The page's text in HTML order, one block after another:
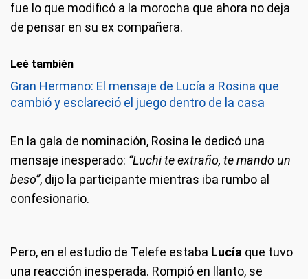
fue lo que modificó a la morocha que ahora no deja
de pensar en su ex compañera.
Leé también
Gran Hermano: El mensaje de Lucía a Rosina que
cambió y esclareció el juego dentro de la casa
En la gala de nominación, Rosina le dedicó una
mensaje inesperado: “Luchi te extraño, te mando un
beso”, dijo la participante mientras iba rumbo al
confesionario.
Pero, en el estudio de Telefe estaba Lucía que tuvo
una reacción inesperada. Rompió en llanto, se